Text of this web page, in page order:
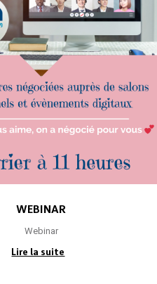
WEBINAR
Webinar
Lire la suite